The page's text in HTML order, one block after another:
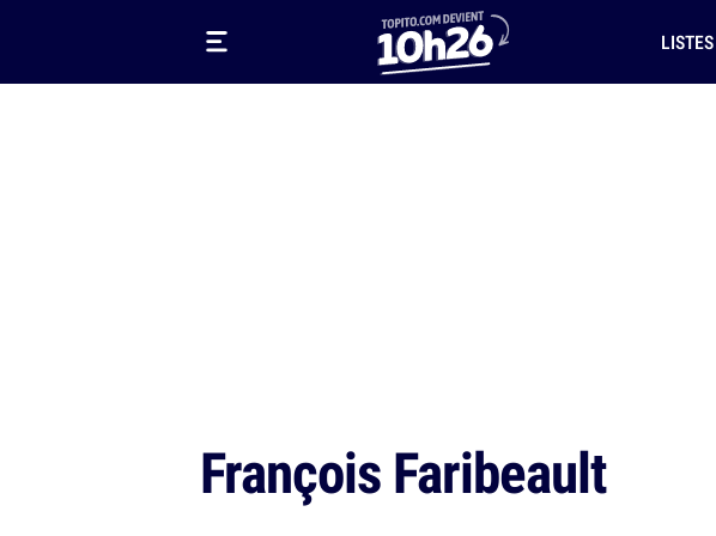
LISTES
François Faribeault